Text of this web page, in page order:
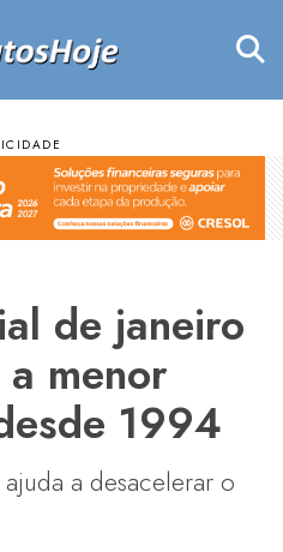
de janeiro
menor
1994
a desacelerar o